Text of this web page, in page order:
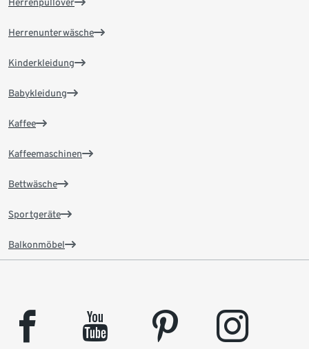
Herrenpullover
Herrenunterwäsche
Kinderkleidung
Babykleidung
Kaffee
Kaffeemaschinen
Bettwäsche
Sportgeräte
Balkonmöbel
facebook youtube pinterest instagram